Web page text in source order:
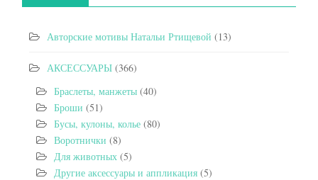
Авторские мотивы Натальи Ртищевой (13)
АКСЕССУАРЫ (366)
Браслеты, манжеты (40)
Броши (51)
Бусы, кулоны, колье (80)
Воротнички (8)
Для животных (5)
Другие аксессуары и аппликация (5)